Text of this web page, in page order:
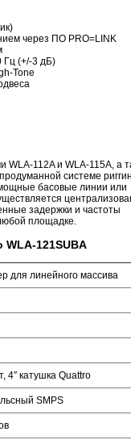
через ПО PRO=LINK
Гц (+/-3 дБ)
Tone
WLA-112A и WLA-115A, а
системе
басовые линии или
задержки и частоты
площадке.
WLA-121SUBA
для линейного массива
4″ катушка Quattro
SMPS